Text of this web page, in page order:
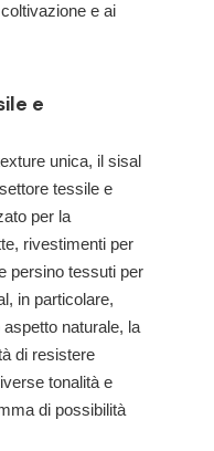
e ai
e
unica, il sisal
tessile e
per la
rivestimenti per
persino tessuti per
in particolare,
naturale, la
di resistere
tonalità e
di possibilità